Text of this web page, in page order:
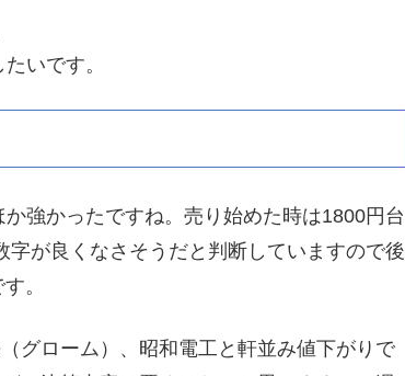
いです。
強かったですね。売り始めた時は1800円台
が良くなさそうだと判断していますので後
。
グローム）、昭和電工と軒並み値下がりで